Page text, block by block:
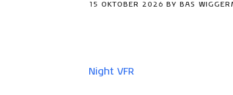
15 OKTOBER 2026 BY BAS
Night VFR